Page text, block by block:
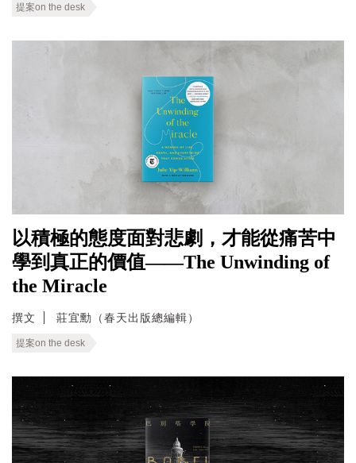
提案on the desk
以積極的態度面對悲劇，才能從痛苦中
學到真正的價值——The Unwinding of
the Miracle
撰文 莊宜勳（春天出版總編輯）
提案on the desk